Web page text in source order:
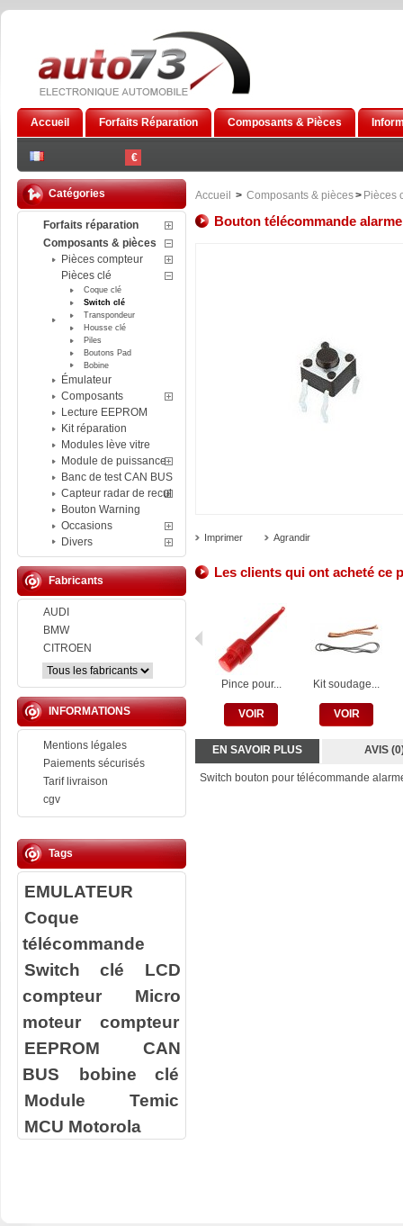
€
Accueil Forfaits Réparation Composants & Pièces
Catégories
Forfaits réparation
Composants & pièces
Pièces compteur
Pièces clé
Coque clé
Switch clé
Transpondeur
Housse clé
Piles
Boutons Pad
Bobine
Émulateur
Composants
Lecture EEPROM
Kit réparation
Modules lève vitre
Module de puissance
Banc de test CAN BUS
Capteur radar de recul
Bouton Warning
Occasions
Divers
Fabricants
AUDI
BMW
CITROEN
INFORMATIONS
Mentions légales
Paiements sécurisés
Tarif livraison
cgv
Tags
EMULATEUR
Coque
télécommande
Switch clé
LCD
compteur
Micro
moteur compteur
EEPROM
CAN
BUS
bobine clé
Module Temic
MCU Motorola
Accueil > Composants & pièces> Pièces
Bouton télécommande alarme
Imprimer Agrandir
Les clients qui ont acheté ce
Pince pour...
VOIR
Kit soudage...
VOIR
EN SAVOIR PLUS AVIS
Switch bouton pour télécommande